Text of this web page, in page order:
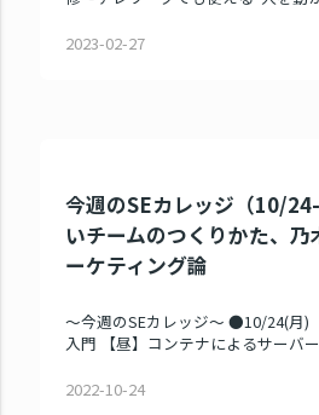
2023-02-27
今週のSEカレッジ（10/
いチームのつくりかた、
ーケティング論
～今週のSEカレッジ～ ●10/24(月)
入門 【昼】コンテナによるサーバ
2022-10-24